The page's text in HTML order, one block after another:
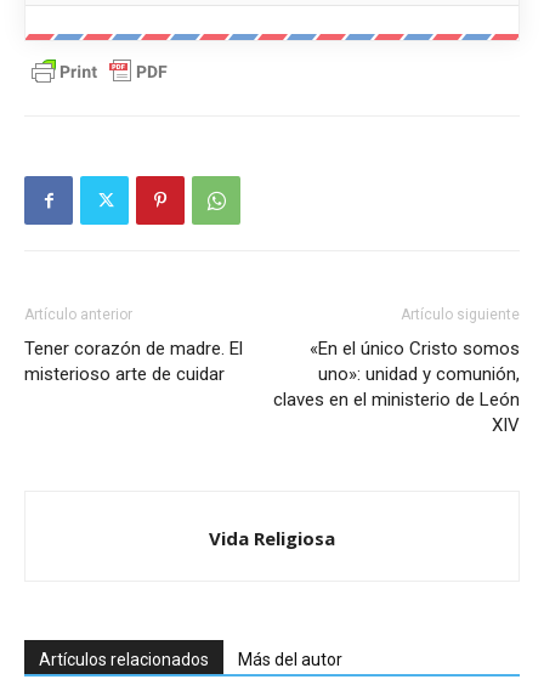
Artículo anterior
Tener corazón de madre. El
misterioso arte de cuidar
Artículo siguiente
«En el único Cristo somos
uno»: unidad y comunión,
claves en el ministerio de León
XIV
Vida Religiosa
Artículos relacionados Más del autor